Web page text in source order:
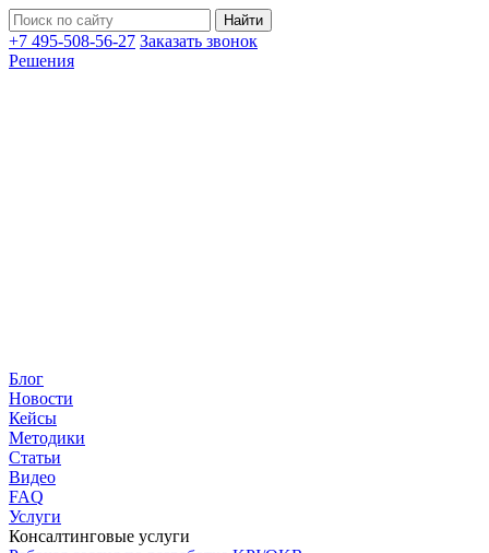
+7 495-508-56-27 Заказать звонок
Решения
Блог
Новости
Кейсы
Методики
Статьи
Видео
FAQ
Услуги
Консалтинговые услуги